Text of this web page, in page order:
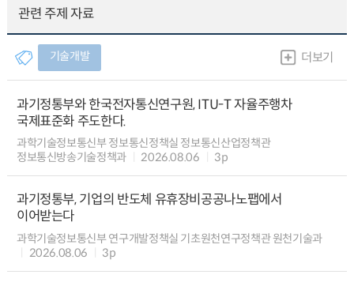
관련 주제 자료
기술개발 더보기
과기정통부와 한국전자통신연구원, ITU-T 자율주행차
국제표준화 주도한다.
과학기술정보통신부 정보통신정책실 정보통신산업정책관
정보통신방송기술정책과
2026.08.06 3p
과기정통부, 기업의 반도체 유휴장비공공나노팹에서
이어받는다
과학기술정보통신부 연구개발정책실 기초원천연구정책관 원천기술과
2026.08.06
3p